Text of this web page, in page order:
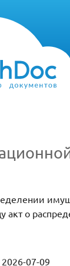
акт о
07-09